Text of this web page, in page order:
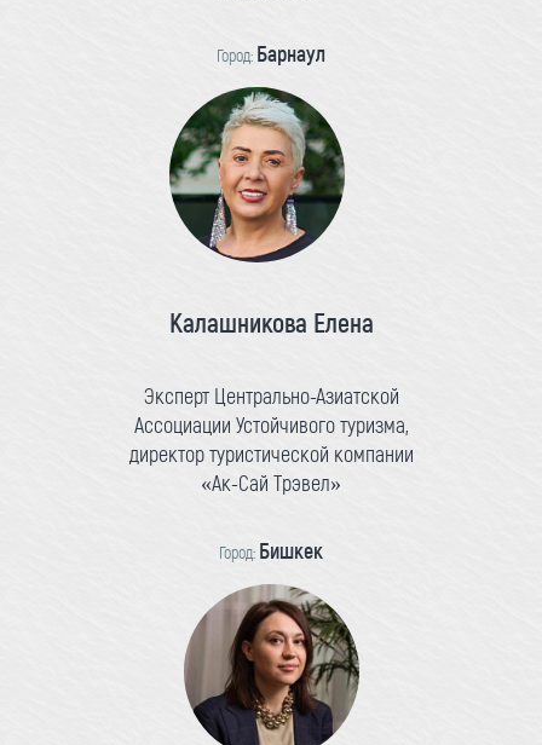
Город: Барнаул
Калашникова Елена
Эксперт Центрально-Азиатской
Ассоциации Устойчивого туризма,
директор туристической компании
«Ак-Сай Трэвел»
Город: Бишкек